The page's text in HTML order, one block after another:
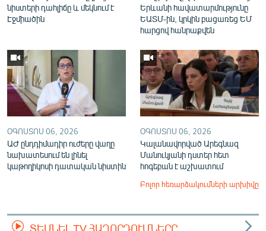
նիստերի դահլիճը և մեկնում է
Էջմիածին
Երևանի հավատարմությունը
ԵԱՏՄ-ին, կրկին բացառեց ԵՄ
հարցով հանրաքվեն
ՕԳՈՍՏՈՍ 06, 2026
ԱԺ ընդդիմադիր ուժերը վաղը
նախատեսում են լինել
կաթողիկոսի դատական նիստին
ՕԳՈՍՏՈՍ 06, 2026
Կալանավորված Արեգնազ
Մանուկյանի դստեր հետ
հոգեբան է աշխատում
Բոլոր հեռարձակումների արխիվը
ՏԵՍՆԵԼ TV ՀԱՂՈՐԴՈՒՄՆԵՐԸ